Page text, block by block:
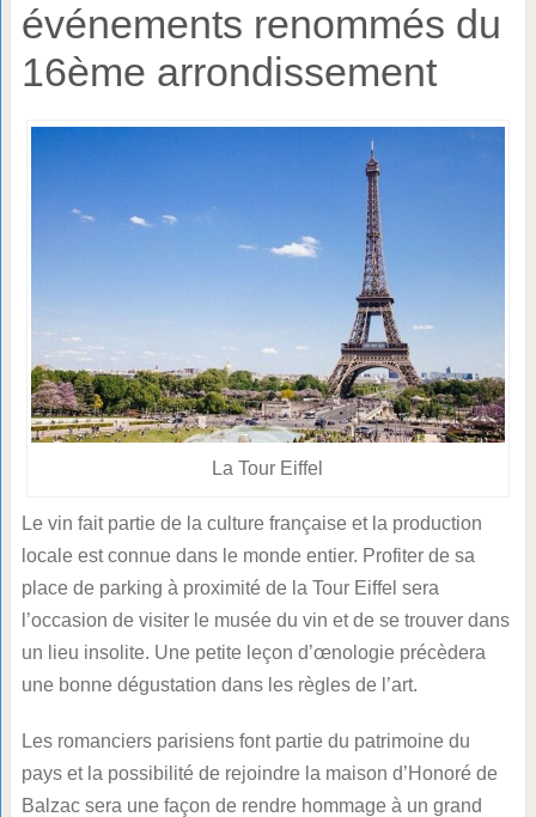
événements renommés du
16ème arrondissement
La Tour Eiffel
Le vin fait partie de la culture française et la production
locale est connue dans le monde entier. Profiter de sa
place de parking à proximité de la Tour Eiffel sera
l’occasion de visiter le musée du vin et de se trouver dans
un lieu insolite. Une petite leçon d’œnologie précèdera
une bonne dégustation dans les règles de l’art.
Les romanciers parisiens font partie du patrimoine du
pays et la possibilité de rejoindre la maison d’Honoré de
Balzac sera une façon de rendre hommage à un grand